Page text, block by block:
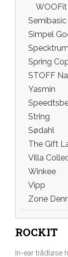
WOOFit
Semibasic
Simpel
Specktrum
Spring
STOFF
Yasmin
String
Sødahl
The Gift
Villa
Winkee
Vipp
Zone
ROCKIT
In-ear trådløse